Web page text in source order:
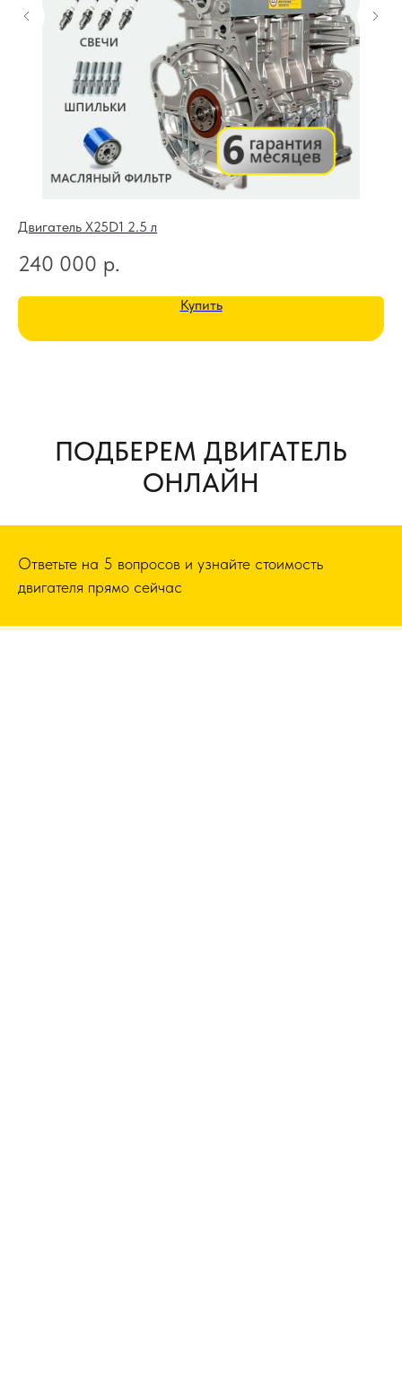
Двигатель X25D1 2.5 л
240 000 р.
Купить
ПОДБЕРЕМ ДВИГАТЕЛЬ
ОНЛАЙН
Ответьте на 5 вопросов и узнайте стоимость
двигателя прямо сейчас